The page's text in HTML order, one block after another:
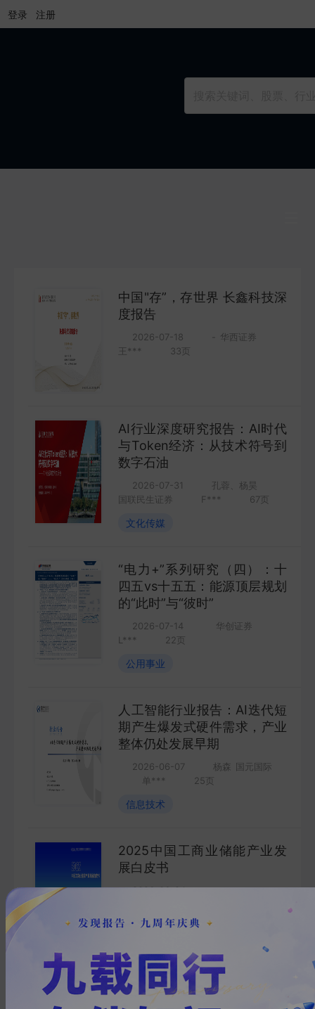
登录 注册
公司研究
COMPANY
宏观策略
STRATEGY
会议纪要
MINUTES
财报
ANNUALS
PROSPECTUS
期货研究
FUTURES
QUANT
中国"存”，存世界 长鑫科技深
度报告
2026-07-18
华西证券
王***
33 页
AI行业深度研究报告：AI时代
与Token经济：从技术符号到
数字石油
2026-07-31
孔蓉、杨昊
国联民生证券
F*** 67 页
文化传媒
“电力+”系列研究（四）：十
四五vs十五五：能源顶层规划
的“此时”与“彼时”
2026-07-14
华创证券
L***
22 页
公用事业
人工智能行业报告：AI迭代短
期产生爆发式硬件需求，产业
整体仍处发展早期
2026-06-07 杨森
国元国际
单***
25 页
信息技术
2025中国工商业储能产业发
展白皮书
2026-06-24
李***
117页
上一页 1 下一页